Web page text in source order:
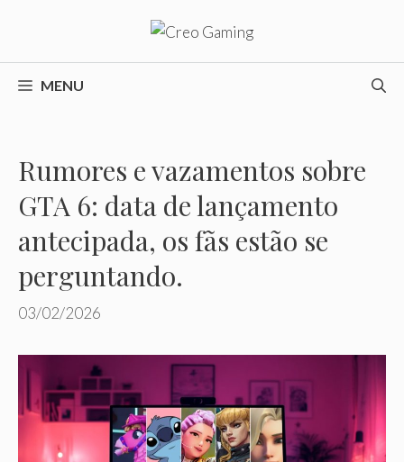
o
conteúdoMENU
Rumores e vazamentos sobre
GTA 6: data de lançamento
antecipada, os fãs estão se
perguntando.
03/02/2026